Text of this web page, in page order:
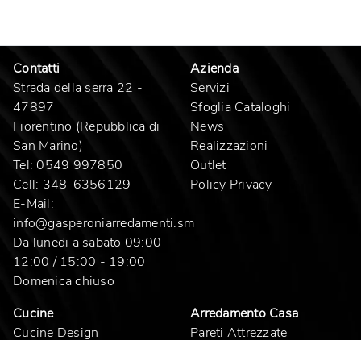
Contatti
Strada della serra 22 -
47897
Fiorentino (Repubblica di
San Marino)
Tel: 0549 997850
Cell: 348-6356129
E-Mail:
info@gasperoniarredamenti.sm
Da lunedi a sabato 09:00 -
12:00 / 15:00 - 19:00
Domenica chiuso
Azienda
Servizi
Sfoglia Cataloghi
News
Realizzazioni
Outlet
Policy Privacy
Cucine
Cucine Design
Arredamento Casa
Pareti Attrezzate